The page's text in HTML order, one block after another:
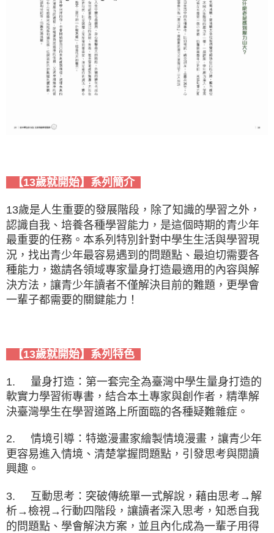
【13歲就開始】系列簡介
13歲是人生重要的發展階段，除了知識的學習之外，
認識自我、培養各種學習能力，是這個時期的青少年
最重要的任務。本系列特別針對中學生生活與學習現
況，找出青少年最容易遇到的問題點、最迫切需要各
種能力，邀請各領域專家量身打造最適用的內容與解
決方法，讓青少年讀者不僅解決目前的難題，更學會
一輩子都需要的關鍵能力！
【13歲就開始】系列特色
1.
量身打造：第一套完全為臺灣中學生量身打造的
軟實力學習術專書，結合本土專家與創作者，精準解
決臺灣學生在學習道路上所面臨的各種疑難雜症。
2.
情境引導：特邀漫畫家繪製情境漫畫，讓青少年
更容易進入情境、清楚掌握問題點，引發思考與閱讀
興趣。
3.
互動思考：突破傳統單一式解說，藉由思考→解
析→檢視→行動四階段，讓讀者深入思考，知悉自我
的問題點、學會解決方案，並且內化成為一輩子用得